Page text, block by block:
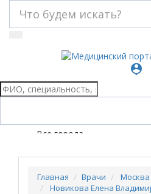
person_pin
Все города
Главная Врачи Москва
Новикова Елена